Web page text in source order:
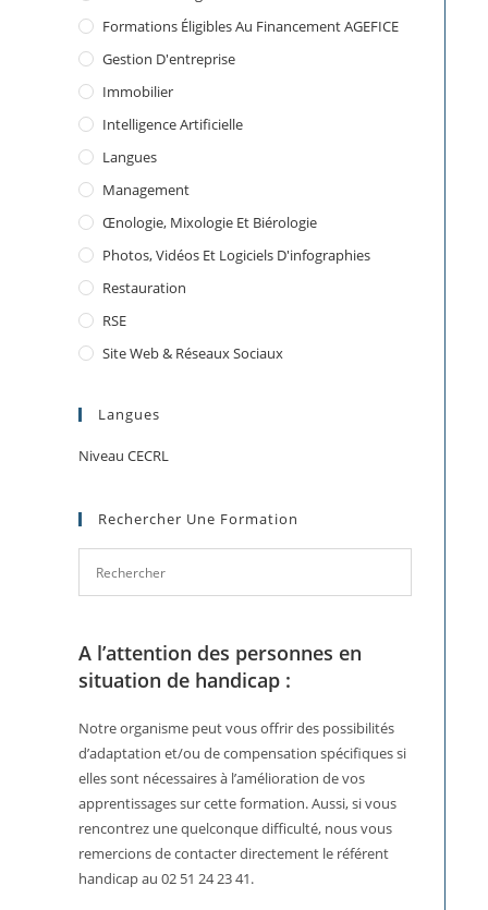
Formations Éligibles Au Financement AGEFICE
Gestion D'entreprise
Immobilier
Intelligence Artificielle
Langues
Management
Œnologie, Mixologie Et Biérologie
Photos, Vidéos Et Logiciels D'infographies
Restauration
RSE
Site Web & Réseaux Sociaux
Langues
Niveau CECRL
Rechercher Une Formation
A l’attention des personnes en
situation de handicap :
Notre organisme peut vous offrir des possibilités
d’adaptation et/ou de compensation spécifiques si
elles sont nécessaires à l’amélioration de vos
apprentissages sur cette formation. Aussi, si vous
rencontrez une quelconque difficulté, nous vous
remercions de contacter directement le référent
handicap au 02 51 24 23 41.